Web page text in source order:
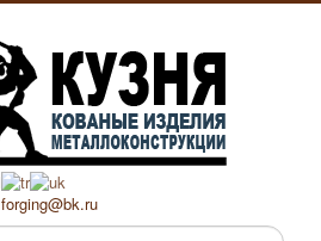
forging@bk.ru